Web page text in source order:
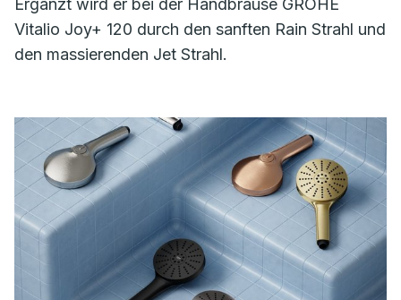
Vitalio Joy+ 120 durch den sanften Rain Strahl und
den massierenden Jet Strahl.